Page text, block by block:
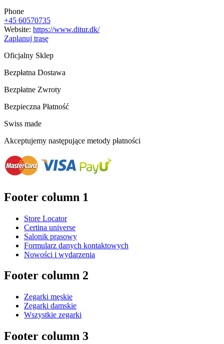
Phone
+45 60570735
Website: https://www.ditur.dk/
Zaplanuj trasę
Oficjalny Sklep
Bezpłatna Dostawa
Bezpłatne Zwroty
Bezpieczna Płatność
Swiss made
Akceptujemy następujące metody płatności
Footer column 1
Store Locator
Certina universe
Salonik prasowy
Formularz danych kontaktowych
Nowości i wydarzenia
Footer column 2
Zegarki męskie
Zegarki damskie
Wszystkie zegarki
Footer column 3